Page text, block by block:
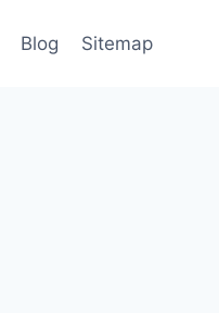
Blog Sitemap